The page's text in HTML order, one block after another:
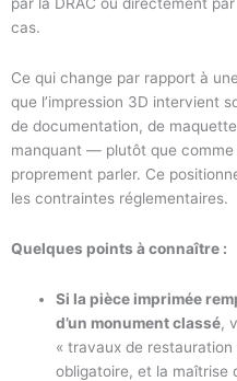
cas.
Ce qui change par rapport à
que l’impression 3D intervient
de documentation, de
manquant — plutôt que
proprement parler. Ce
les contraintes réglementaires.
Quelques points à connaître :
Si la pièce imprimée
d’un monument classé,
« travaux de restauration
obligatoire, et la maîtrise